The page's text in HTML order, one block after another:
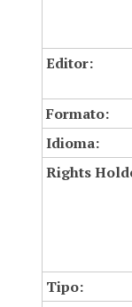
Editor:
Formato:
Idioma:
Rights
Tipo: